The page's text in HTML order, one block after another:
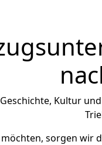
Kultur
sorgen wir